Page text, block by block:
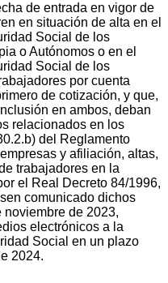
de entrada en vigor de
en situación de alta en el
Social de los
o Autónomos o en el
Social de los
por cuenta
de cotización, y que,
en ambos, deban
relacionados en los
del Reglamento
y afiliación, altas,
trabajadores en la
el Real Decreto 84/1996,
comunicado dichos
de 2023,
electrónicos a la
Social en un plazo
2024.